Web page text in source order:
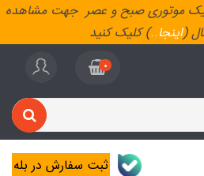
موتوری صبح و عصر جهت مشاهده
(اینجا..) کلیک کنید
0
ثبت سفارش در بله